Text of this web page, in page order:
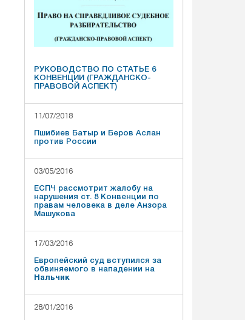
РУКОВОДСТВО ПО СТАТЬЕ 6
КОНВЕНЦИИ (ГРАЖДАНСКО-
ПРАВОВОЙ АСПЕКТ)
11/07/2018
Пшибиев Батыр и Беров Аслан
против России
03/05/2016
ЕСПЧ рассмотрит жалобу на
нарушения ст. 8 Конвенции по
правам человека в деле Анзора
Машукова
17/03/2016
Европейский суд вступился за
обвиняемого в нападении на
Нальчик
28/01/2016